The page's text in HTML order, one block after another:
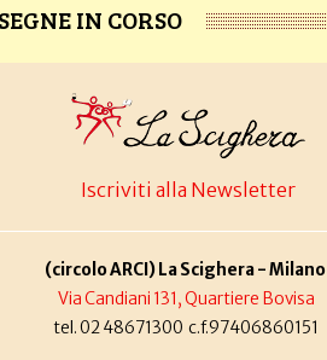
IN CORSO
Iscriviti alla Newsletter
(circolo ARCI) La Scighera - Milano
Via Candiani 131, Quartiere Bovisa
tel. 02 48671300 c.f.97406860151